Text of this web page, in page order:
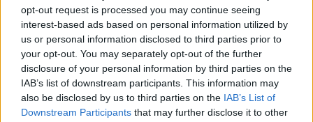
opt-out request is processed you may continue seeing
interest-based ads based on personal information utilized by
us or personal information disclosed to third parties prior to
your opt-out. You may separately opt-out of the further
disclosure of your personal information by third parties on the
IAB’s list of downstream participants. This information may
also be disclosed by us to third parties on the IAB’s List of
Downstream Participants that may further disclose it to other
Σοφία Κωστάρα